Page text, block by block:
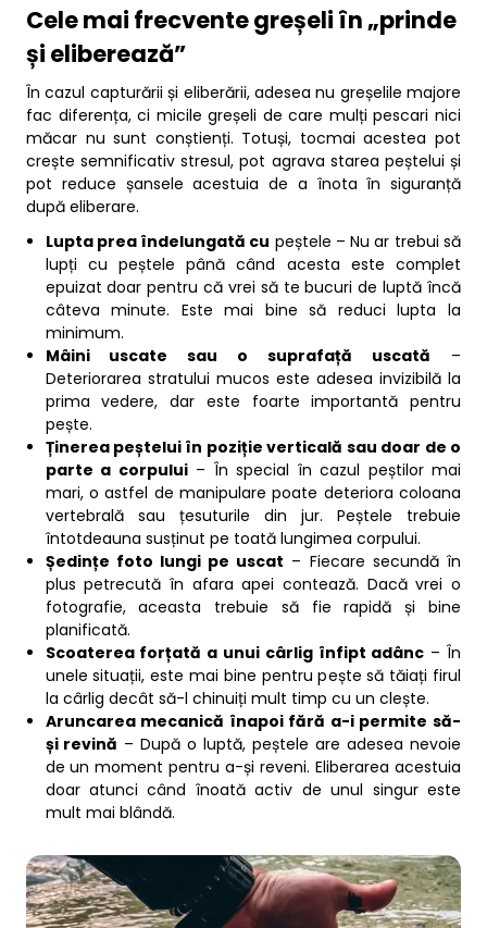
Cele mai frecvente greșeli în „prinde
și eliberează”
În cazul capturării și eliberării, adesea nu greșelile majore
fac diferența, ci micile greșeli de care mulți pescari nici
măcar nu sunt conștienți. Totuși, tocmai acestea pot
crește semnificativ stresul, pot agrava starea peștelui și
pot reduce șansele acestuia de a înota în siguranță
după eliberare.
Lupta prea îndelungată cu peștele – Nu ar trebui să
lupți cu peștele până când acesta este complet
epuizat doar pentru că vrei să te bucuri de luptă încă
câteva minute. Este mai bine să reduci lupta la
minimum.
Mâini uscate sau o suprafață uscată –
Deteriorarea stratului mucos este adesea invizibilă la
prima vedere, dar este foarte importantă pentru
pește.
Ținerea peștelui în poziție verticală sau doar de o
parte a corpului– În special în cazul peștilor mai
mari, o astfel de manipulare poate deteriora coloana
vertebrală sau țesuturile din jur. Peștele trebuie
întotdeauna susținut pe toată lungimea corpului.
Ședințe foto lungi pe uscat – Fiecare secundă în
plus petrecută în afara apei contează. Dacă vrei o
fotografie, aceasta trebuie să fie rapidă și bine
planificată.
Scoaterea forțată a unui cârlig înfipt adânc – În
unele situații, este mai bine pentru pește să tăiați firul
la cârlig decât să-l chinuiți mult timp cu un clește.
Aruncarea mecanică înapoi fără a-i permite să-
și revină – După o luptă, peștele are adesea nevoie
de un moment pentru a-și reveni. Eliberarea acestuia
doar atunci când înoată activ de unul singur este
mult mai blândă.